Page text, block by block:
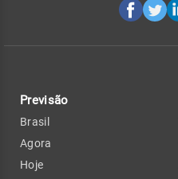
Previsão
Brasil
Agora
Hoje